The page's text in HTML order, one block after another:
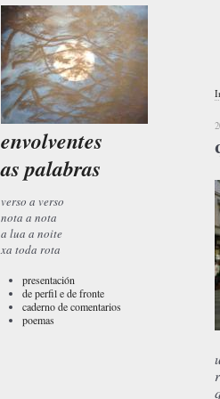
envolventes
as palabras
verso a verso
nota a nota
a lua a noite
xa toda rota
presentación
de perfil e de fronte
caderno de comentarios
poemas